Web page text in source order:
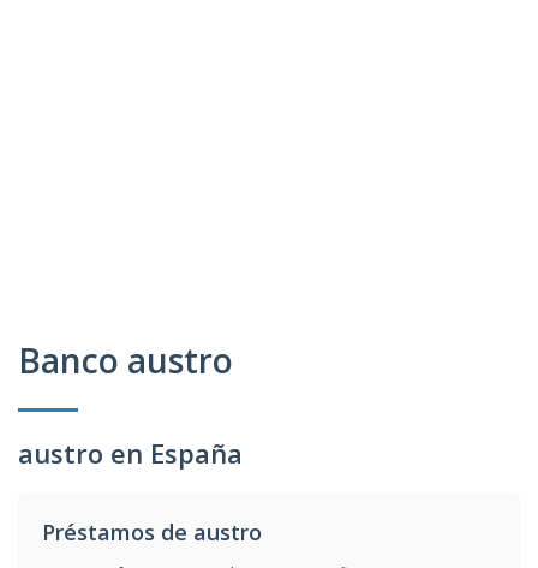
Banco austro
austro en España
Préstamos de austro